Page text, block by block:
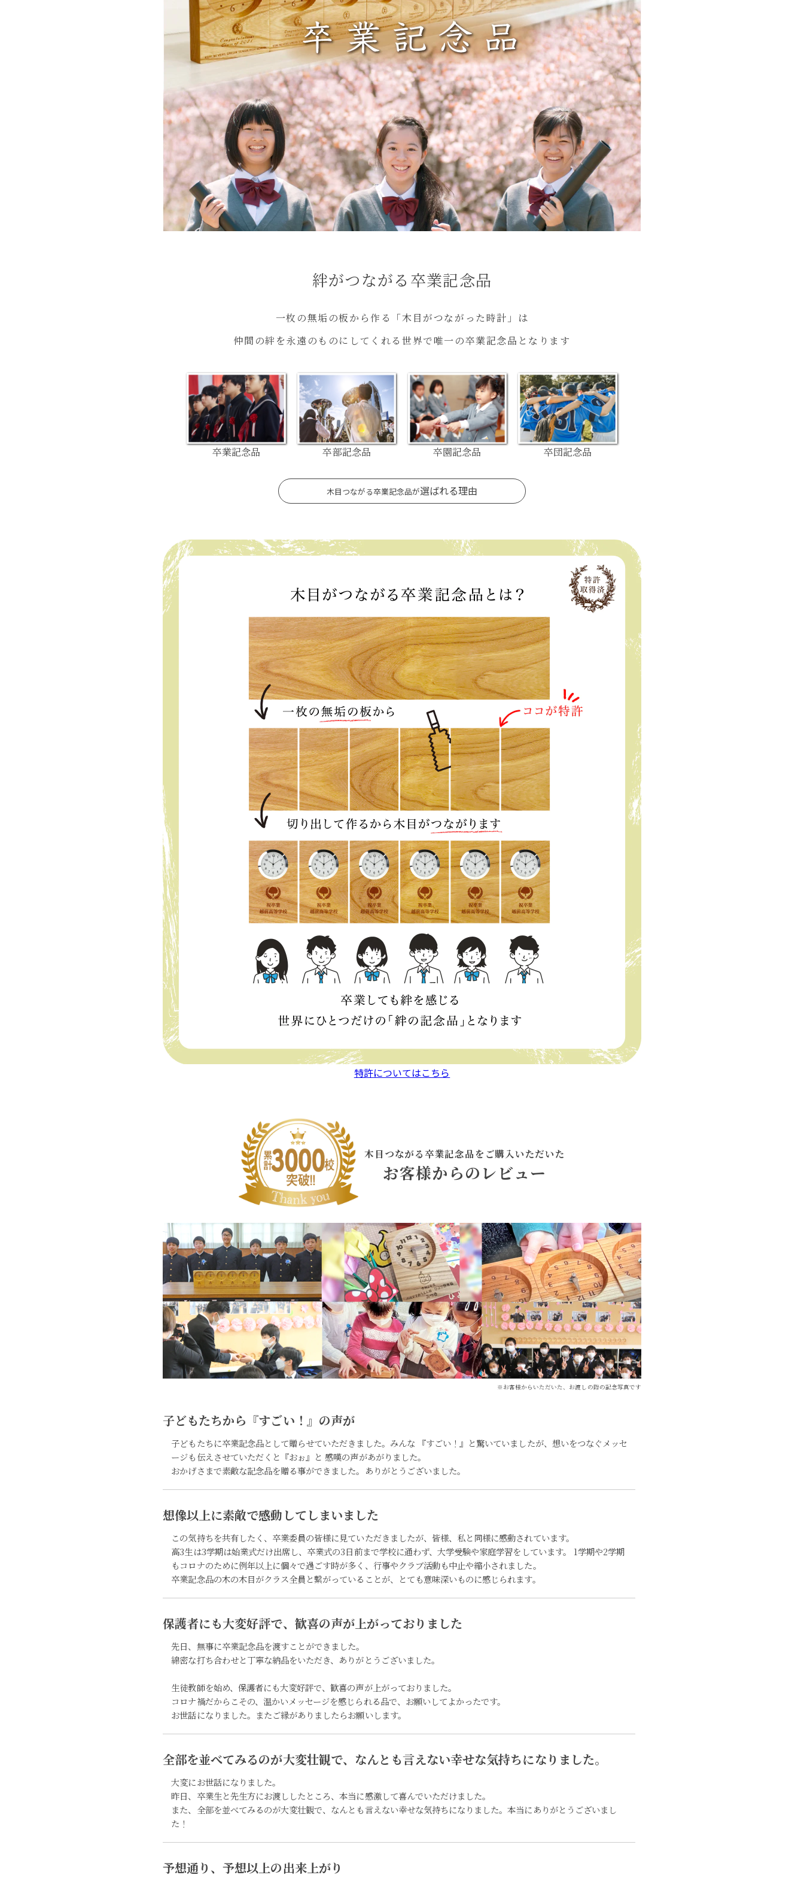
絆がつながる卒業記念品
一枚の無垢の板から作る
「木目がつながった時計」は
仲間の絆を永遠のものにしてくれる 世界で唯一の卒業記念品となります
卒業記念品 卒部記念品 卒園記念品 卒団記念品
木目つながる卒業記念品が選ばれる理由
特許についてはこちら
木目つながる卒業記念品をご購入いただいた
お客様からのレビュー
※お客様からいただいた、お渡しの際の記念写真です
子どもたちから『すごい！』の声が
子どもたちに卒業記念品として贈らせていただきました。みんな 『すごい！』と驚いていましたが、想いをつなぐメッセ
ージも伝えさせていただくと『おぉ』と 感嘆の声があがりました。
おかげさまで素敵な記念品を贈る事ができました。ありがとうございました。
想像以上に素敵で感動してしまいました
この気持ちを共有したく、卒業委員の皆様に見ていただきましたが、皆様、私と同様に感動されています。
高3生は3学期は始業式だけ出席し、卒業式の3日前まで学校に通わず、大学受験や家庭学習をしています。 1学期や2学期
もコロナのために例年以上に個々で過ごす時が多く、行事やクラブ活動も中止や縮小されました。
卒業記念品の木の木目がクラス全員と繋がっていることが、とても意味深いものに感じられます。
保護者にも大変好評で、歓喜の声が上がっておりました
先日、無事に卒業記念品を渡すことができました。
綿密な打ち合わせと丁寧な納品をいただき、ありがとうございました。
生徒教師を始め、保護者にも大変好評で、歓喜の声が上がっておりました。
コロナ禍だからこその、温かいメッセージを感じられる品で、お願いしてよかったです。
お世話になりました。またご縁がありましたらお願いします。
全部を並べてみるのが大変壮観で、なんとも言えない幸せな気持ちになりました。
大変にお世話になりました。
昨日、卒業生と先生方にお渡ししたところ、本当に感激して喜んでいただけました。
また、全部を並べてみるのが大変壮観で、なんとも言えない幸せな気持ちになりました。本当にありがとうございまし
た！
予想通り、予想以上の出来上がり